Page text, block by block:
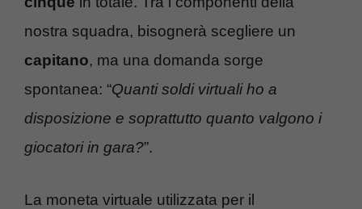
nostra squadra, bisognerà scegliere un
capitano, ma una domanda sorge
spontanea: “Quanti soldi virtuali ho a
disposizione e soprattutto quanto valgono i
giocatori in gara?”.
La moneta virtuale utilizzata per il